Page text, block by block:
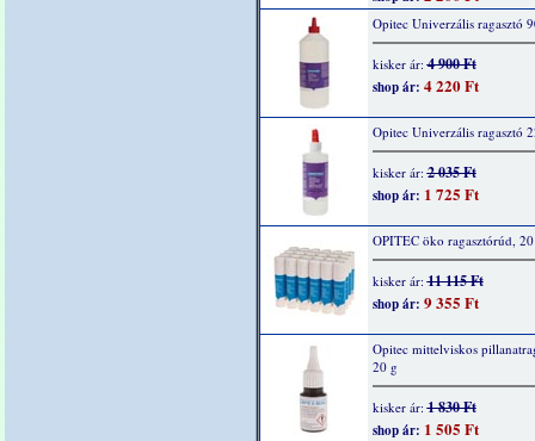
Opitec Univerzális ragasztó
kisker ár:4 900 Ft
shop ár: 4 220 Ft
Opitec Univerzális ragasztó
kisker ár:2 035 Ft
shop ár: 1 725 Ft
OPITEC öko ragasztórúd,
kisker ár:11 115 Ft
shop ár: 9 355 Ft
Opitec mittelviskos
20 g
kisker ár:1 830 Ft
shop ár: 1 505 Ft